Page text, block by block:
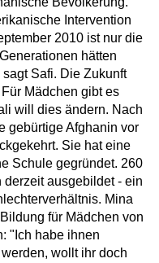
Intervention
2010 ist nur die
hätten
Safi. Die Zukunft
Mädchen gibt es
will dies ändern. Nach
gebürtige Afghanin vor
Sie hat eine
Schule gegründet. 260
ausgebildet - ein
Mina
für Mädchen von
"Ich habe ihnen
wollt ihr doch